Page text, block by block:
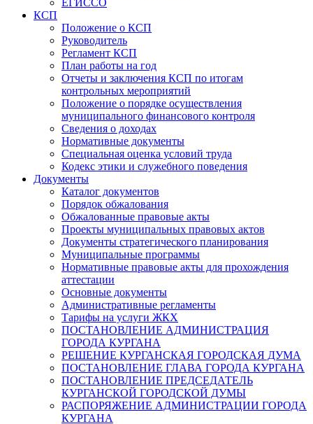
ЕГИССО
КСП
Положение о КСП
Руководитель
Регламент КСП
План работы на год
Отчеты и заключения КСП по итогам
контрольных мероприятий
Положение о порядке осуществления
муниципального финансового контроля
Сведения о доходах
Нормативные документы
Специальная оценка условий труда
Кодекс этики и служебного поведения
Документы
Каталог документов
Порядок обжалования
Обжалованные правовые акты
Проекты муниципальных правовых актов
Документы стратегического планирования
Муниципальные программы
Нормативные правовые акты для прохождения
аттестации
Основные документы
Административные регламенты
Тарифы на услуги ЖКХ
ПОСТАНОВЛЕНИЕ АДМИНИСТРАЦИЯ
ГОРОДА КУРГАНА
РЕШЕНИЕ КУРГАНСКАЯ ГОРОДСКАЯ ДУМА
ПОСТАНОВЛЕНИЕ ГЛАВА ГОРОДА КУРГАНА
ПОСТАНОВЛЕНИЕ ПРЕДСЕДАТЕЛЬ
КУРГАНСКОЙ ГОРОДСКОЙ ДУМЫ
РАСПОРЯЖЕНИЕ АДМИНИСТРАЦИИ ГОРОДА
КУРГАНА